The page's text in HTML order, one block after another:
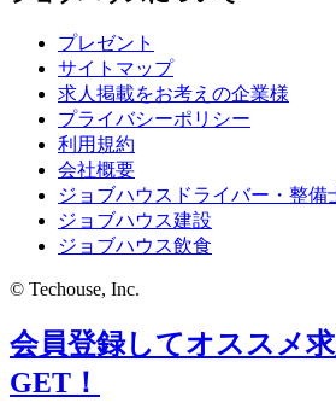
プレゼント
サイトマップ
求人掲載をお考えの企業様
プライバシーポリシー
利用規約
会社概要
ジョブハウスドライバー・整備
ジョブハウス建設
ジョブハウス飲食
© Techouse, Inc.
会員登録してオススメ
GET！